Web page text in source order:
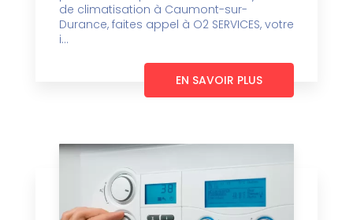
de climatisation à Caumont-sur-
Durance, faites appel à O2 SERVICES, votre
i...
EN SAVOIR PLUS